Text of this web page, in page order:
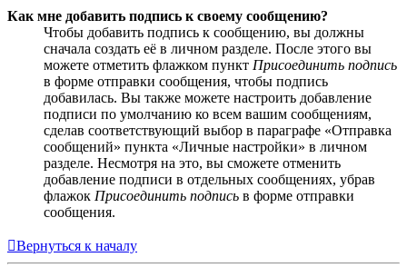
Как мне добавить подпись к своему сообщению?
Чтобы добавить подпись к сообщению, вы должны
сначала создать её в личном разделе. После этого вы
можете отметить флажком пункт Присоединить подпись
в форме отправки сообщения, чтобы подпись
добавилась. Вы также можете настроить добавление
подписи по умолчанию ко всем вашим сообщениям,
сделав соответствующий выбор в параграфе «Отправка
сообщений» пункта «Личные настройки» в личном
разделе. Несмотря на это, вы сможете отменить
добавление подписи в отдельных сообщениях, убрав
флажок Присоединить подпись в форме отправки
сообщения.
Вернуться к началу